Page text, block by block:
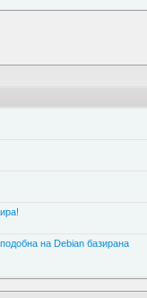
на Debian базирана